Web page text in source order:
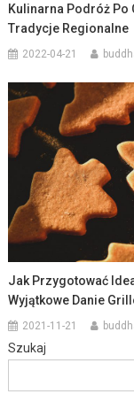
Kulinarna Podróż Po
Tradycje Regionalne
2022-04-21
Jak Przygotować
Wyjątkowe Danie
2021-11-21
Szukaj